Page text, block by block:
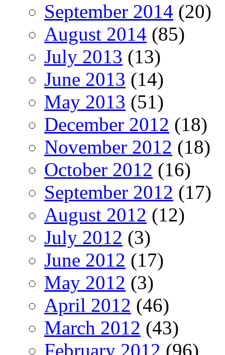
September 2014 (20)
August 2014 (85)
July 2013 (13)
June 2013 (14)
May 2013 (51)
December 2012 (18)
November 2012 (18)
October 2012 (16)
September 2012 (17)
August 2012 (12)
July 2012 (3)
June 2012 (17)
May 2012 (3)
April 2012 (46)
March 2012 (43)
February 2012 (96)